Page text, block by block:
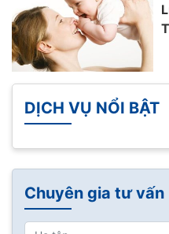
DỊCH VỤ NỔI BẬT
Chuyên gia tư vấn